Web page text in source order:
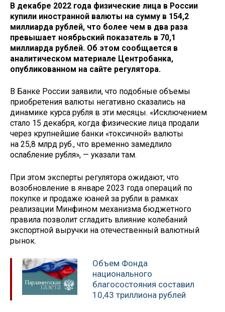
В декабре 2022 года физические лица в России
купили иностранной валюты на сумму в 154,2
миллиарда рублей, что более чем в два раза
превышает ноябрьский показатель в 70,1
миллиарда рублей. Об этом сообщается в
аналитическом материале Центробанка,
опубликованном на сайте регулятора.
В Банке России заявили, что подобные объемы
приобретения валюты негативно сказались на
динамике курса рубля в эти месяцы. «Исключением
стало 15 декабря, когда физические лица продали
через крупнейшие банки «токсичной» валюты
на 25,8 млрд руб., что временно замедлило
ослабление рубля», — указали там.
При этом эксперты регулятора ожидают, что
возобновление в январе 2023 года операций по
покупке и продаже юаней за рубли в рамках
реализации Минфином механизма бюджетного
правила позволит сгладить влияние колебаний
экспортной выручки на отечественный валютный
рынок.
Объем Фонда
национального
благосостояния составил
10,43 триллиона рублей